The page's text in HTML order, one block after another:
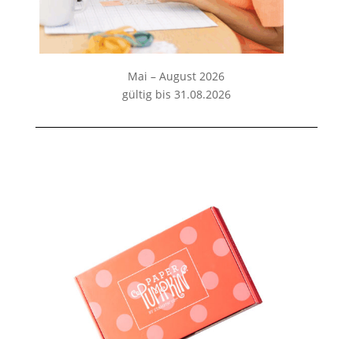
Mai – August 2026
gültig bis 31.08.2026